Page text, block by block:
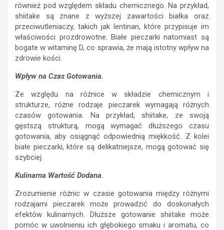
również pod względem składu chemicznego. Na przykład,
shiitake są znane z wyższej zawartości białka oraz
przeciwutleniaczy, takich jak lentinan, które przypisuje im
właściwości prozdrowotne. Białe pieczarki natomiast są
bogate w witaminę D, co sprawia, że mają istotny wpływ na
zdrowie kości.
Wpływ na Czas Gotowania.
Ze względu na różnice w składzie chemicznym i
strukturze, różne rodzaje pieczarek wymagają różnych
czasów gotowania. Na przykład, shiitake, ze swoją
gęstszą strukturą, mogą wymagać dłuższego czasu
gotowania, aby osiągnąć odpowiednią miękkość. Z kolei
białe pieczarki, które są delikatniejsze, mogą gotować się
szybciej.
Kulinarna Wartość Dodana.
Zrozumienie różnic w czasie gotowania między różnymi
rodzajami pieczarek może prowadzić do doskonałych
efektów kulinarnych. Dłuższe gotowanie shiitake może
pomóc w uwolnieniu ich głębokiego smaku i aromatu, co